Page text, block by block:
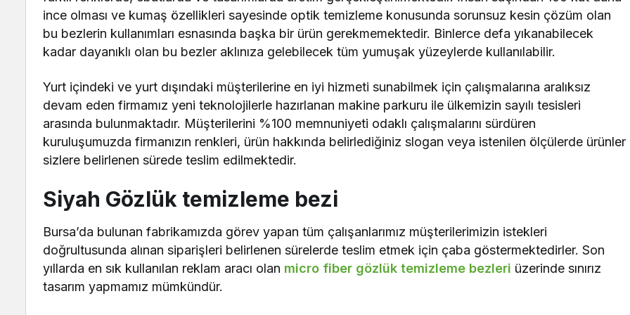
ince olması ve kumaş özellikleri sayesinde optik temizleme konusunda sorunsuz kesin çözüm olan
bu bezlerin kullanımları esnasında başka bir ürün gerekmemektedir. Binlerce defa yıkanabilecek
kadar dayanıklı olan bu bezler aklınıza gelebilecek tüm yumuşak yüzeylerde kullanılabilir.
Yurt içindeki ve yurt dışındaki müşterilerine en iyi hizmeti sunabilmek için çalışmalarına aralıksız
devam eden firmamız yeni teknolojilerle hazırlanan makine parkuru ile ülkemizin sayılı tesisleri
arasında bulunmaktadır. Müşterilerini %100 memnuniyeti odaklı çalışmalarını sürdüren
kuruluşumuzda firmanızın renkleri, ürün hakkında belirlediğiniz slogan veya istenilen ölçülerde ürünler
sizlere belirlenen sürede teslim edilmektedir.
Siyah Gözlük temizleme bezi
Bursa’da bulunan fabrikamızda görev yapan tüm çalışanlarımız müşterilerimizin istekleri
doğrultusunda alınan siparişleri belirlenen sürelerde teslim etmek için çaba göstermektedirler. Son
yıllarda en sık kullanılan reklam aracı olan micro fiber gözlük temizleme bezleri üzerinde sınırız
tasarım yapmamız mümkündür.